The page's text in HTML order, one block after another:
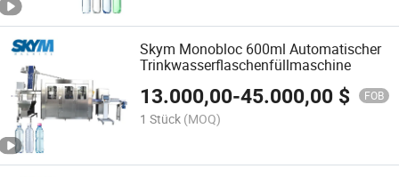
Skym Monobloc 600ml Automatischer
Trinkwasserflaschenfüllmaschine
13.000,00-45.000,00 $ FOB
1 Stück (MOQ)